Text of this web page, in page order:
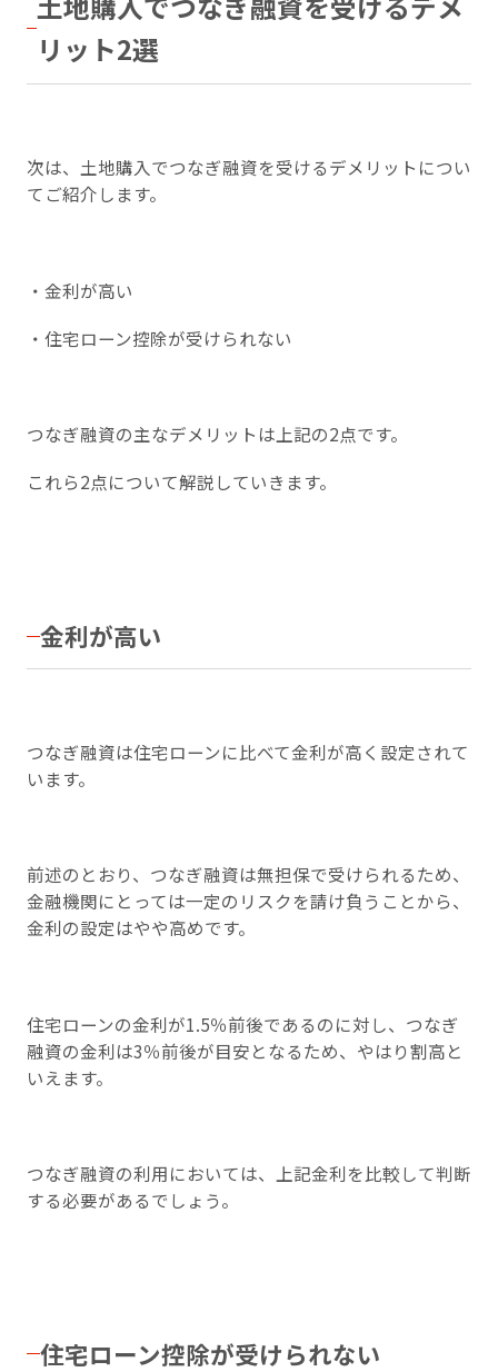
リット2選
次は、土地購入でつなぎ融資を受けるデメリットについ
てご紹介します。
・金利が高い
・住宅ローン控除が受けられない
つなぎ融資の主なデメリットは上記の2点です。
これら2点について解説していきます。
金利が高い
つなぎ融資は住宅ローンに比べて金利が高く設定されて
います。
前述のとおり、つなぎ融資は無担保で受けられるため、
金融機関にとっては一定のリスクを請け負うことから、
金利の設定はやや高めです。
住宅ローンの金利が1.5％前後であるのに対し、つなぎ
融資の金利は3％前後が目安となるため、やはり割高と
いえます。
つなぎ融資の利用においては、上記金利を比較して判断
する必要があるでしょう。
住宅ローン控除が受けられない